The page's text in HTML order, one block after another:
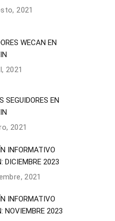
2021
WECAN EN
2021
SEGUIDORES EN
2021
INFORMATIVO
DICIEMBRE 2023
2021
INFORMATIVO
NOVIEMBRE 2023